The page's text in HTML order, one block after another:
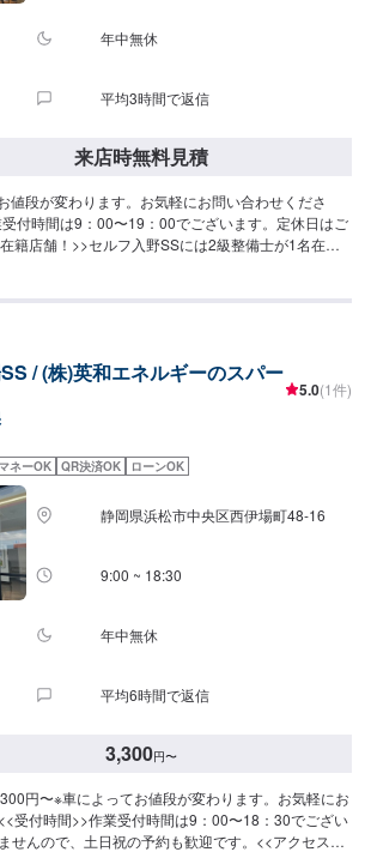
年中無休
平均3時間で返信
来店時無料見積
値段が変わります。お気軽にお問い合わせくださ
付時間は9：00〜19：00でございます。定休日はご
籍店舗！>>セルフ入野SSには2級整備士が1名在籍
/ (株)英和エネルギーのスパー
5.0(1件)
ネーOK QR決済OK ローンOK
静岡県浜松市中央区西伊場町48-16
9:00 ~ 18:30
年中無休
平均6時間で返信
3,300円〜
円〜※車によってお値段が変わります。お気軽にお
受付時間>>作業受付時間は9：00〜18：30でござい
せんので、土日祝の予約も歓迎です。<<アクセス>>